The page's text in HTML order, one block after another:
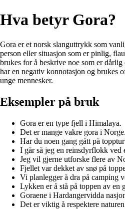
Hva betyr Gora?
Gora er et norsk slanguttrykk som
person eller situasjon som er pinlig,
brukes for å beskrive noe som er
har en negativ konnotasjon og brukes
unge mennesker.
Eksempler på bruk
Gora er en type fjell i Himalaya.
Det er mange vakre gora i Norge.
Har du noen gang gått på
I går så jeg en reinsdyrflokk ved
Jeg vil gjerne utforske flere av
Fjellet var dekket av snø på
Vi planlegger å dra på camping
Lykken er å stå på toppen av en
Goraene i Hardangervidda
Det er viktig å respektere